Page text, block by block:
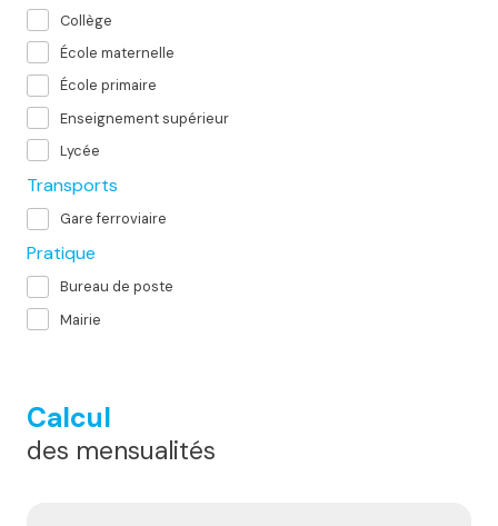
Collège
École maternelle
École primaire
Enseignement supérieur
Lycée
Transports
Gare ferroviaire
Pratique
Bureau de poste
Mairie
Calcul
des mensualités